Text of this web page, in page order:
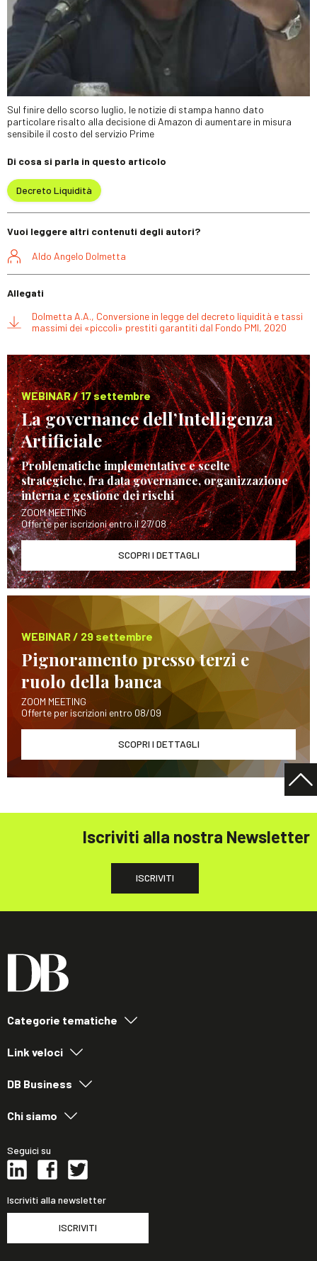
Sul finire dello scorso luglio, le notizie di stampa hanno dato
particolare risalto alla decisione di Amazon di aumentare in misura
sensibile il costo del servizio Prime
Di cosa si parla in questo articolo
Decreto Liquidità
Vuoi leggere altri contenuti degli autori?
Aldo Angelo Dolmetta
Allegati
Dolmetta A.A., Conversione in legge del decreto liquidità e tassi
massimi dei «piccoli» prestiti garantiti dal Fondo PMI, 2020
WEBINAR / 17 settembre
La governance dell’Intelligenza
Artificiale
Problematiche implementative e scelte
strategiche, fra data governance, organizzazione
interna e gestione dei rischi
ZOOM MEETING
Offerte per iscrizioni entro il 27/08
SCOPRI I DETTAGLI
WEBINAR / 29 settembre
Pignoramento presso terzi e
ruolo della banca
ZOOM MEETING
Offerte per iscrizioni entro 08/09
SCOPRI I DETTAGLI
Iscriviti alla nostra Newsletter
ISCRIVITI
Categorie tematiche
Link veloci
DB Business
Chi siamo
Seguici su
Iscriviti alla newsletter
ISCRIVITI